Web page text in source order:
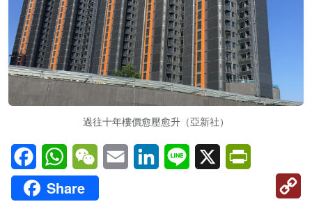
過往十年樓價愈壓愈升（亞新社）
FacebookWhatsAppWeChatEmail LinkedInLine X
Share